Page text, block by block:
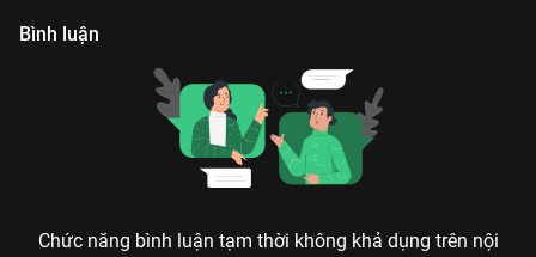
Bình luận
Chức năng bình luận tạm thời không khả dụng trên nội